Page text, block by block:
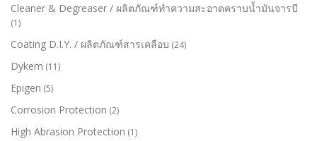
Cleaner & Degreaser / ผลิตภัณฑ์ทำความสะอาดคราบน้ำมันจารบี
(1)
Coating D.I.Y. / ผลิตภัณฑ์สารเคลือบ (24)
Dykem (11)
Epigen (5)
Corrosion Protection (2)
High Abrasion Protection (1)